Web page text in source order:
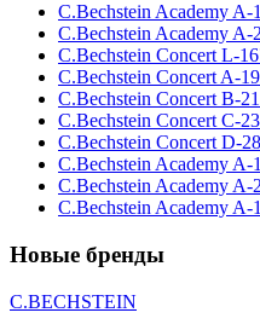
C.Bechstein Academy A-
C.Bechstein Academy A-
C.Bechstein Concert L-
C.Bechstein Concert A-
C.Bechstein Concert B-
C.Bechstein Concert С-
C.Bechstein Concert D-
C.Bechstein Academy A-
C.Bechstein Academy A-
C.Bechstein Academy A-
Новые бренды
C.BECHSTEIN